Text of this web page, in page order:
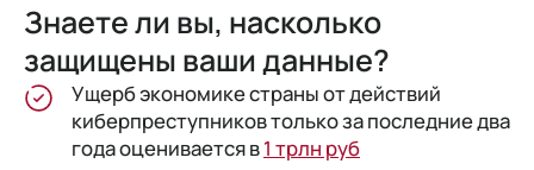
Знаете ли вы, насколько
защищены ваши данные?
Ущерб экономике страны от действий
киберпреступников только за последние два
года оценивается в1 трлн руб